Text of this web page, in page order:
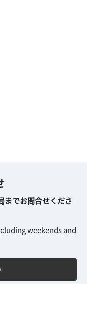
までお問合せくださ
weekends and